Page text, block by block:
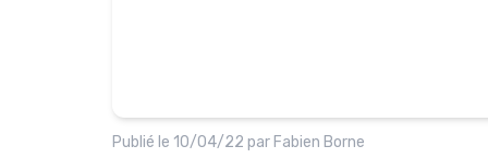
Publié le 10/04/22 par Fabien Borne